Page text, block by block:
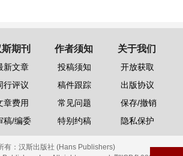
期刊
新文章
行评议
章费用
稿/编委
作者须知
投稿须知
稿件跟踪
常见问题
特别约稿
关于我们
开放获取
出版协议
保存/撤销
隐私保护
有： 汉斯出版社 (Hans Publishers)